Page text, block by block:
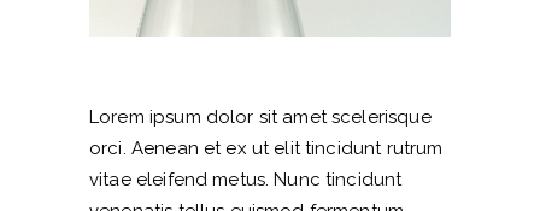
Lorem ipsum dolor sit amet scelerisque
orci. Aenean et ex ut elit tincidunt rutrum
vitae eleifend metus. Nunc tincidunt